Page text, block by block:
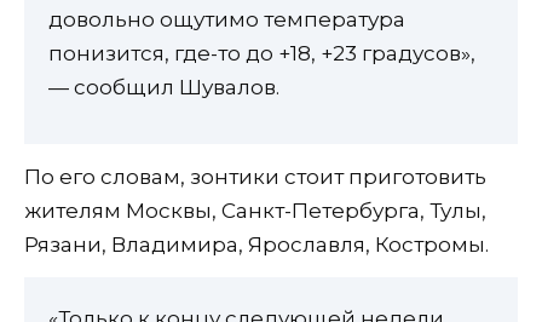
довольно ощутимо температура
понизится, где-то до +18, +23 градусов»,
— сообщил Шувалов.
По его словам, зонтики стоит приготовить
жителям Москвы, Санкт-Петербурга, Тулы,
Рязани, Владимира, Ярославля, Костромы.